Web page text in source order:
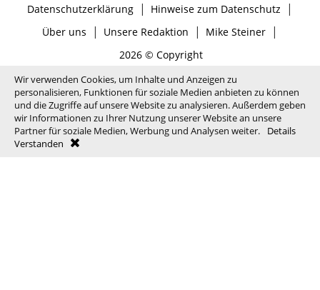
Datenschutzerklärung| Hinweise zum Datenschutz |
Über uns | Unsere Redaktion | Mike Steiner|
2026 © Copyright
Wir verwenden Cookies, um Inhalte und Anzeigen zu
personalisieren, Funktionen für soziale Medien anbieten zu können
und die Zugriffe auf unsere Website zu analysieren. Außerdem geben
wir Informationen zu Ihrer Nutzung unserer Website an unsere
Partner für soziale Medien, Werbung und Analysen weiter.
Details
Verstanden